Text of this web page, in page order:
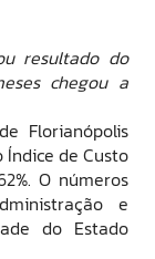
resultado do
chegou a
Florianópolis
de Custo
O números
e
do Estado